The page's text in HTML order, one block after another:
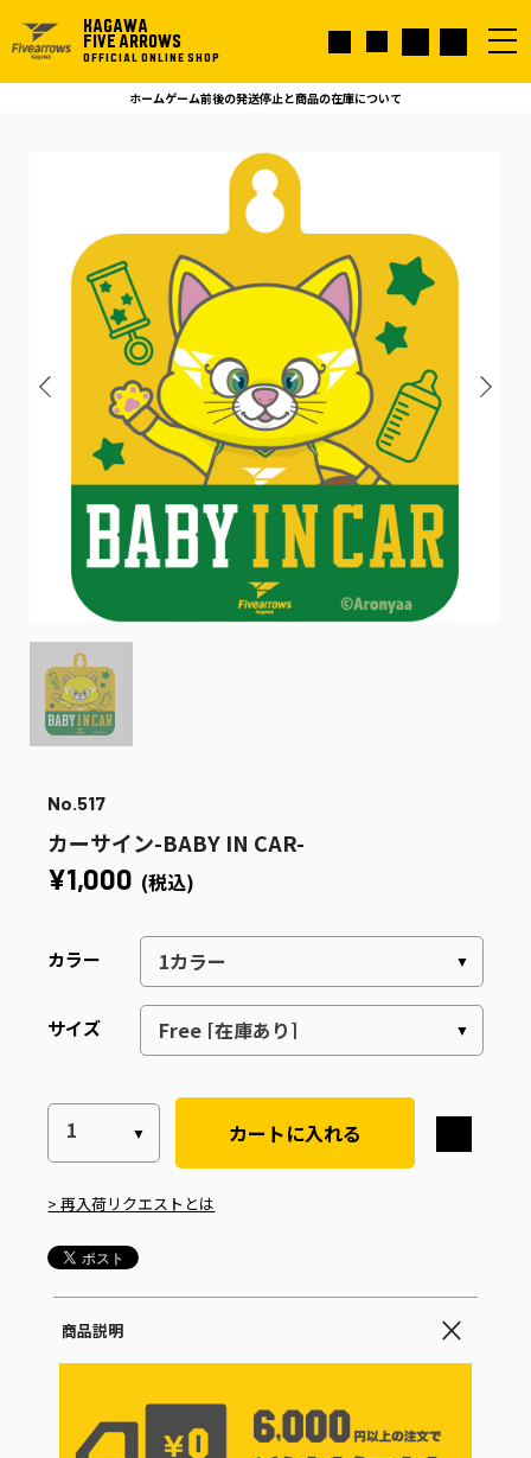
KAGAWA
FIVE ARROWS
OFFICIAL ONLINE SHOP
ホームゲーム前後の発送停止と商品の在庫について
No.517
カーサイン-BABY IN CAR-
¥1,000 (税込)
カラー
サイズ
カートに入れる
> 再入荷リクエストとは
商品説明